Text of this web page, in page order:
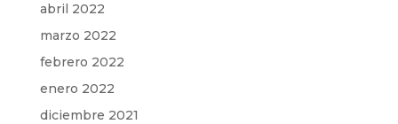
abril 2022
marzo 2022
febrero 2022
enero 2022
diciembre 2021